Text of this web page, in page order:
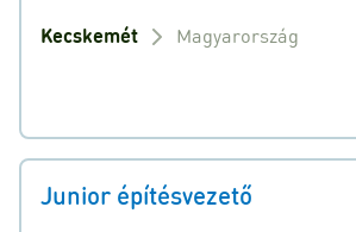
Kecskemét Magyarország
Junior építésvezető